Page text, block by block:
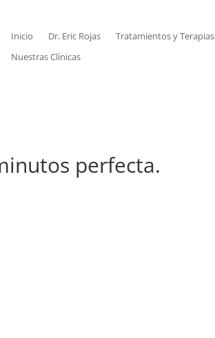
Inicio Dr. Eric Rojas Tratamientos y Terapias
Nuestras Clínicas
perfecta.